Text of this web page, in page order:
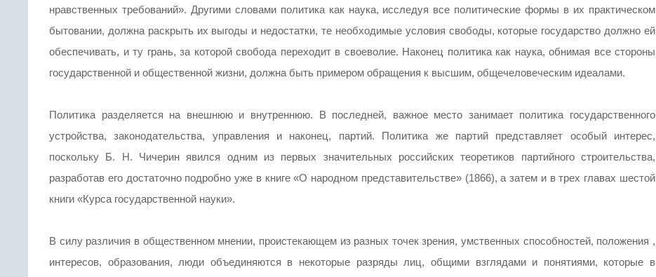
нравственных требований». Другими словами политика как наука, исследуя все политические формы в их практическом
бытовании, должна раскрыть их выгоды и недостатки, те необходимые условия свободы, которые государство должно ей
обеспечивать, и ту грань, за которой свобода переходит в своеволие. Наконец политика как наука, обнимая все стороны
государственной и общественной жизни, должна быть примером обращения к высшим, общечеловеческим идеалами.
Политика разделяется на внешнюю и внутреннюю. В последней, важное место занимает политика государственного
устройства, законодательства, управления и наконец, партий. Политика же партий представляет особый интерес,
поскольку Б. Н. Чичерин явился одним из первых значительных российских теоретиков партийного строительства,
разработав его достаточно подробно уже в книге «О народном представительстве» (1866), а затем и в трех главах шестой
книги «Курса государственной науки».
В силу различия в общественном мнении, проистекающем из разных точек зрения, умственных способностей, положения ,
интересов, образования, люди объединяются в некоторые разряды лиц, общими взглядами и понятиями, которые в